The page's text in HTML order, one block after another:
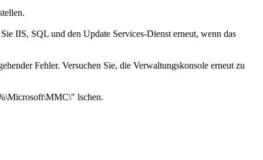
IIS, SQL und den Update Services-Dienst erneut, wenn das
Fehler. Versuchen Sie, die Verwaltungskonsole erneut zu
lschen.